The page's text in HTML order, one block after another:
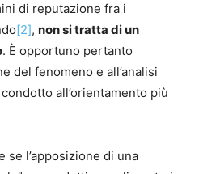
di reputazione fra i
[2], non si tratta di un
. È opportuno pertanto
del fenomeno e all’analisi
all’orientamento più
l’apposizione di una